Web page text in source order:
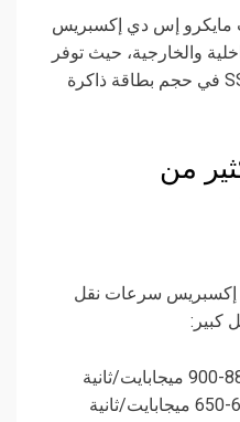
مايكرو إس دي إكسبريس
والخارجية، حيث توفر
سرعات قريبة من أقراص SSD في حجم بطاقة ذاكرة
من
إكسبريس سرعات نقل
كبير: